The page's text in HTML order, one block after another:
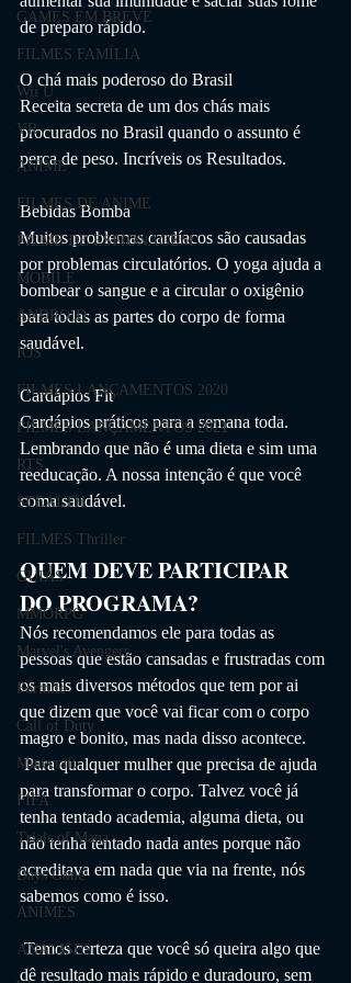
GAMES EM BREVE
FILMES FAMÍLIA
Wii U
VR
ANIME
FILMES DE ANIME
FILME DE ESPIONAGEM
MOBILE
ANDROID
IOS
FILMES LANÇAMENTOS 2020
FILMES LANÇAMENTOS 2021
RTS
STEALTH
FILMES Thriller
GUIAS
MMORPG
Marvel's Avengers
Fortnite
Call of Duty
Minecraft
FIFA
Trials of Mana
Days Gone
ANIMES
ANÁLISES
de preparo rápido.
O chá mais poderoso do Brasil
Receita secreta de um dos chás mais
procurados no Brasil quando o assunto é
perca de peso. Incríveis os Resultados.
Bebidas Bomba
Muitos problemas cardíacos são causadas
por problemas circulatórios. O yoga ajuda a
bombear o sangue e a circular o oxigênio
para todas as partes do corpo de forma
saudável.
Cardápios Fit
Cardápios práticos para a semana toda.
Lembrando que não é uma dieta e sim uma
reeducação. A nossa intenção é que você
coma saudável.
QUEM DEVE PARTICIPAR
DO PROGRAMA?
Nós recomendamos ele para todas as
pessoas que estão cansadas e frustradas com
os mais diversos métodos que tem por ai
que dizem que você vai ficar com o corpo
magro e bonito, mas nada disso acontece.
Para qualquer mulher que precisa de ajuda
para transformar o corpo. Talvez você já
tenha tentado academia, alguma dieta, ou
não tenha tentado nada antes porque não
acreditava em nada que via na frente, nós
sabemos como é isso.
Temos certeza que você só queira algo que
dê resultado mais rápido e duradouro, sem